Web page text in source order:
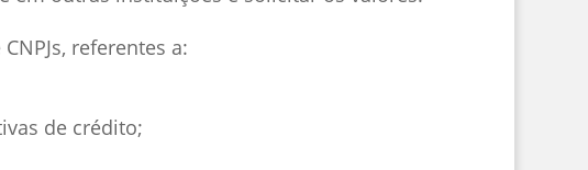
referentes a:
de crédito;